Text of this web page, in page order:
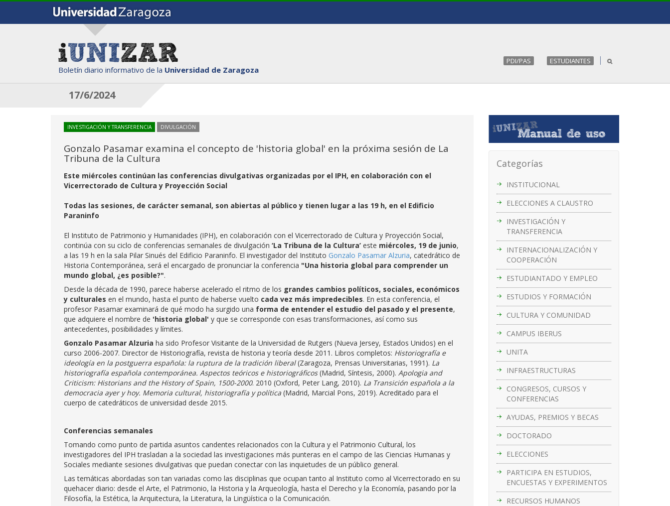
Boletín diario informativo de la Universidad de Zaragoza
PDI/PAS ESTUDIANTES
17/6/2024
Categorías
INSTITUCIONAL
ELECCIONES A CLAUSTRO
INVESTIGACIÓN Y
TRANSFERENCIA
INTERNACIONALIZACIÓN Y
COOPERACIÓN
ESTUDIANTADO Y EMPLEO
ESTUDIOS Y FORMACIÓN
CULTURA Y COMUNIDAD
CAMPUS IBERUS
UNITA
INFRAESTRUCTURAS
CONGRESOS, CURSOS Y
CONFERENCIAS
AYUDAS, PREMIOS Y BECAS
DOCTORADO
ELECCIONES
PARTICIPA EN ESTUDIOS,
ENCUESTAS Y EXPERIMENTOS
RECURSOS HUMANOS
INVESTIGACIÓN Y TRANSFERENCIA DIVULGACIÓN
Gonzalo Pasamar examina el concepto de 'historia global' en la próxima sesión de La
Tribuna de la Cultura
Este miércoles continúan las conferencias divulgativas organizadas por el IPH, en colaboración con el
Vicerrectorado de Cultura y Proyección Social
Todas las sesiones, de carácter semanal, son abiertas al público y tienen lugar a las 19 h, en el Edificio
Paraninfo
El Instituto de Patrimonio y Humanidades (IPH), en colaboración con el Vicerrectorado de Cultura y Proyección Social,
continúa con su ciclo de conferencias semanales de divulgación ‘La Tribuna de la Cultura’ este miércoles, 19 de junio,
a las 19 h en la sala Pilar Sinués del Edificio Paraninfo. El investigador del Instituto Gonzalo Pasamar Alzuria, catedrático de
Historia Contemporánea, será el encargado de pronunciar la conferencia "Una historia global para comprender un
mundo global, ¿es posible?".
Desde la década de 1990, parece haberse acelerado el ritmo de los grandes cambios políticos, sociales, económicos
y culturales en el mundo, hasta el punto de haberse vuelto cada vez más impredecibles. En esta conferencia, el
profesor Pasamar examinará de qué modo ha surgido una forma de entender el estudio del pasado y el presente,
que adquiere el nombre de 'historia global' y que se corresponde con esas transformaciones, así como sus
antecedentes, posibilidades y límites.
Gonzalo Pasamar Alzuria ha sido Profesor Visitante de la Universidad de Rutgers (Nueva Jersey, Estados Unidos) en el
curso 2006-2007. Director de Historiografía, revista de historia y teoría desde 2011. Libros completos: Historiografía e
ideología en la postguerra española: la ruptura de la tradición liberal(Zaragoza, Prensas Universitarias, 1991). La
historiografía española contemporánea. Aspectos teóricos e historiográficos(Madrid, Síntesis, 2000). Apologia and
Criticism: Historians and the History of Spain, 1500-2000. 2010 (Oxford, Peter Lang, 2010). La Transición española a la
democracia ayer y hoy. Memoria cultural, historiografía y política (Madrid, Marcial Pons, 2019). Acreditado para el
cuerpo de catedráticos de universidad desde 2015.
Conferencias semanales
Tomando como punto de partida asuntos candentes relacionados con la Cultura y el Patrimonio Cultural, los
investigadores del IPH trasladan a la sociedad las investigaciones más punteras en el campo de las Ciencias Humanas y
Sociales mediante sesiones divulgativas que puedan conectar con las inquietudes de un público general.
Las temáticas abordadas son tan variadas como las disciplinas que ocupan tanto al Instituto como al Vicerrectorado en su
quehacer diario: desde el Arte, el Patrimonio, la Historia y la Arqueología, hasta el Derecho y la Economía, pasando por la
Filosofía, la Estética, la Arquitectura, la Literatura, la Lingüística o la Comunicación.